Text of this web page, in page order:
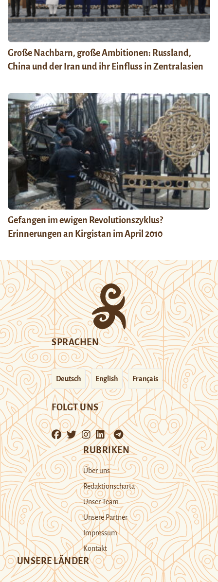
Große Nachbarn, große Ambitionen: Russland,
China und der Iran und ihr Einfluss in Zentralasien
Gefangen im ewigen Revolutionszyklus?
Erinnerungen an Kirgistan im April 2010
SPRACHEN
Deutsch English Français
FOLGT UNS
RUBRIKEN
Über uns
Redaktionscharta
Unser Team
Unsere Partner
Impressum
Kontakt
UNSERE LÄNDER